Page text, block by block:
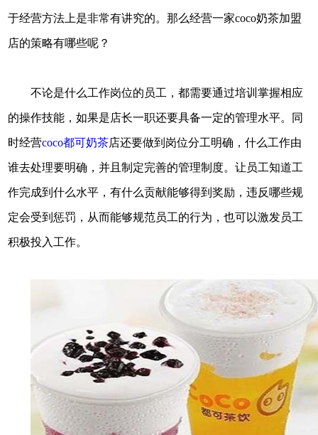
于经营方法上是非常有讲究的。那么经营一家coco奶茶加盟
店的策略有哪些呢？
不论是什么工作岗位的员工，都需要通过培训掌握相应
的操作技能，如果是店长一职还要具备一定的管理水平。同
时经营coco都可奶茶店还要做到岗位分工明确，什么工作由
谁去处理要明确，并且制定完善的管理制度。让员工知道工
作完成到什么水平，有什么贡献能够得到奖励，违反哪些规
定会受到惩罚，从而能够规范员工的行为，也可以激发员工
积极投入工作。